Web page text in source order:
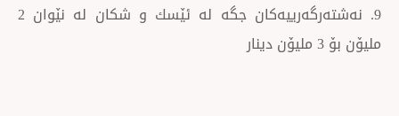
9. نەشتەرگەرییەكان جگە لە ئێسك و شكان لە نێوان 2